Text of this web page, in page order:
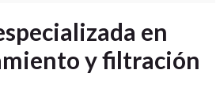
en
y filtración